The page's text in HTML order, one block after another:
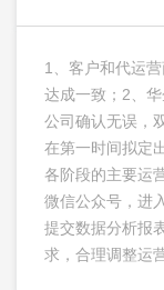
1、客户和代运
达成一致；2、
公司确认无误，
在第一时间拟定
各阶段的主要运
微信公众号，进
提交数据分析报
求，合理调整运